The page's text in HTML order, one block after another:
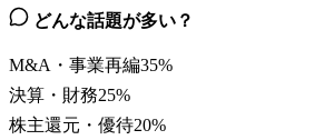
どんな話題が多い？
M&A・事業再編35%
決算・財務25%
株主還元・優待20%